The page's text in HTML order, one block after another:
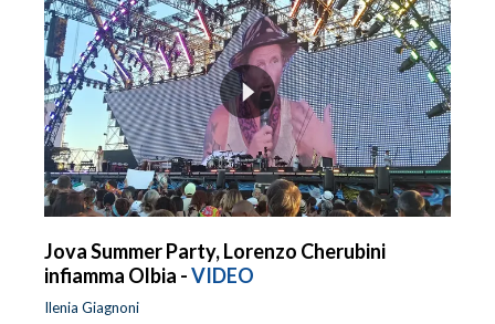
Jova Summer Party, Lorenzo Cherubini
infiamma Olbia -VIDEO
Ilenia Giagnoni